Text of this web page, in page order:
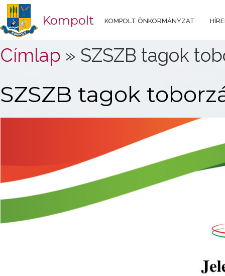
Kompolt KOMPOLT ÖNKORMÁNYZAT
Jelenlegi hely
Címlap » SZSZB tagok
SZSZB tagok